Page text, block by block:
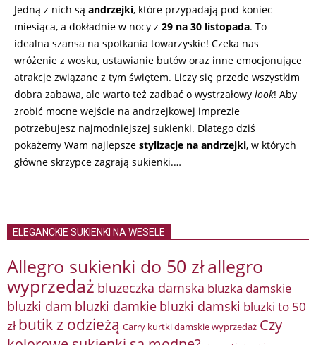
Jedną z nich są andrzejki, które przypadają pod koniec
miesiąca, a dokładnie w nocy z 29 na 30 listopada. To
idealna szansa na spotkania towarzyskie! Czeka nas
wróżenie z wosku, ustawianie butów oraz inne emocjonujące
atrakcje związane z tym świętem. Liczy się przede wszystkim
dobra zabawa, ale warto też zadbać o wystrzałowy look! Aby
zrobić mocne wejście na andrzejkowej imprezie
potrzebujesz najmodniejszej sukienki. Dlatego dziś
pokażemy Wam najlepsze stylizacje na andrzejki, w których
główne skrzypce zagrają sukienki.…
ELEGANCKIE SUKIENKI NA WESELE
Allegro sukienki do 50 złallegro
wyprzedaż bluzeczka damska bluzka damskie
bluzki dam bluzki damkie bluzki damski bluzki to 50
zł butik z odzieżą Carry kurtki damskie wyprzedaż Czy